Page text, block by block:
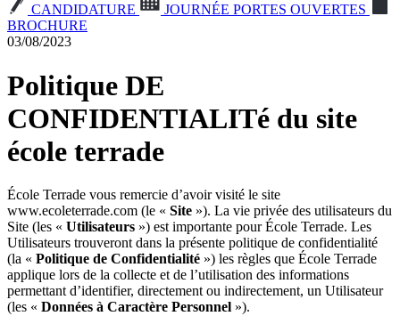
CANDIDATURE
JOURNÉE PORTES OUVERTES
BROCHURE
03/08/2023
Politique DE
CONFIDENTIALITé du site
école terrade
École Terrade vous remercie d’avoir visité le site
www.ecoleterrade.com (le « Site »). La vie privée des utilisateurs du
Site (les « Utilisateurs ») est importante pour École Terrade. Les
Utilisateurs trouveront dans la présente politique de confidentialité
(la « Politique de Confidentialité ») les règles que École Terrade
applique lors de la collecte et de l’utilisation des informations
permettant d’identifier, directement ou indirectement, un Utilisateur
(les « Données à Caractère Personnel »).